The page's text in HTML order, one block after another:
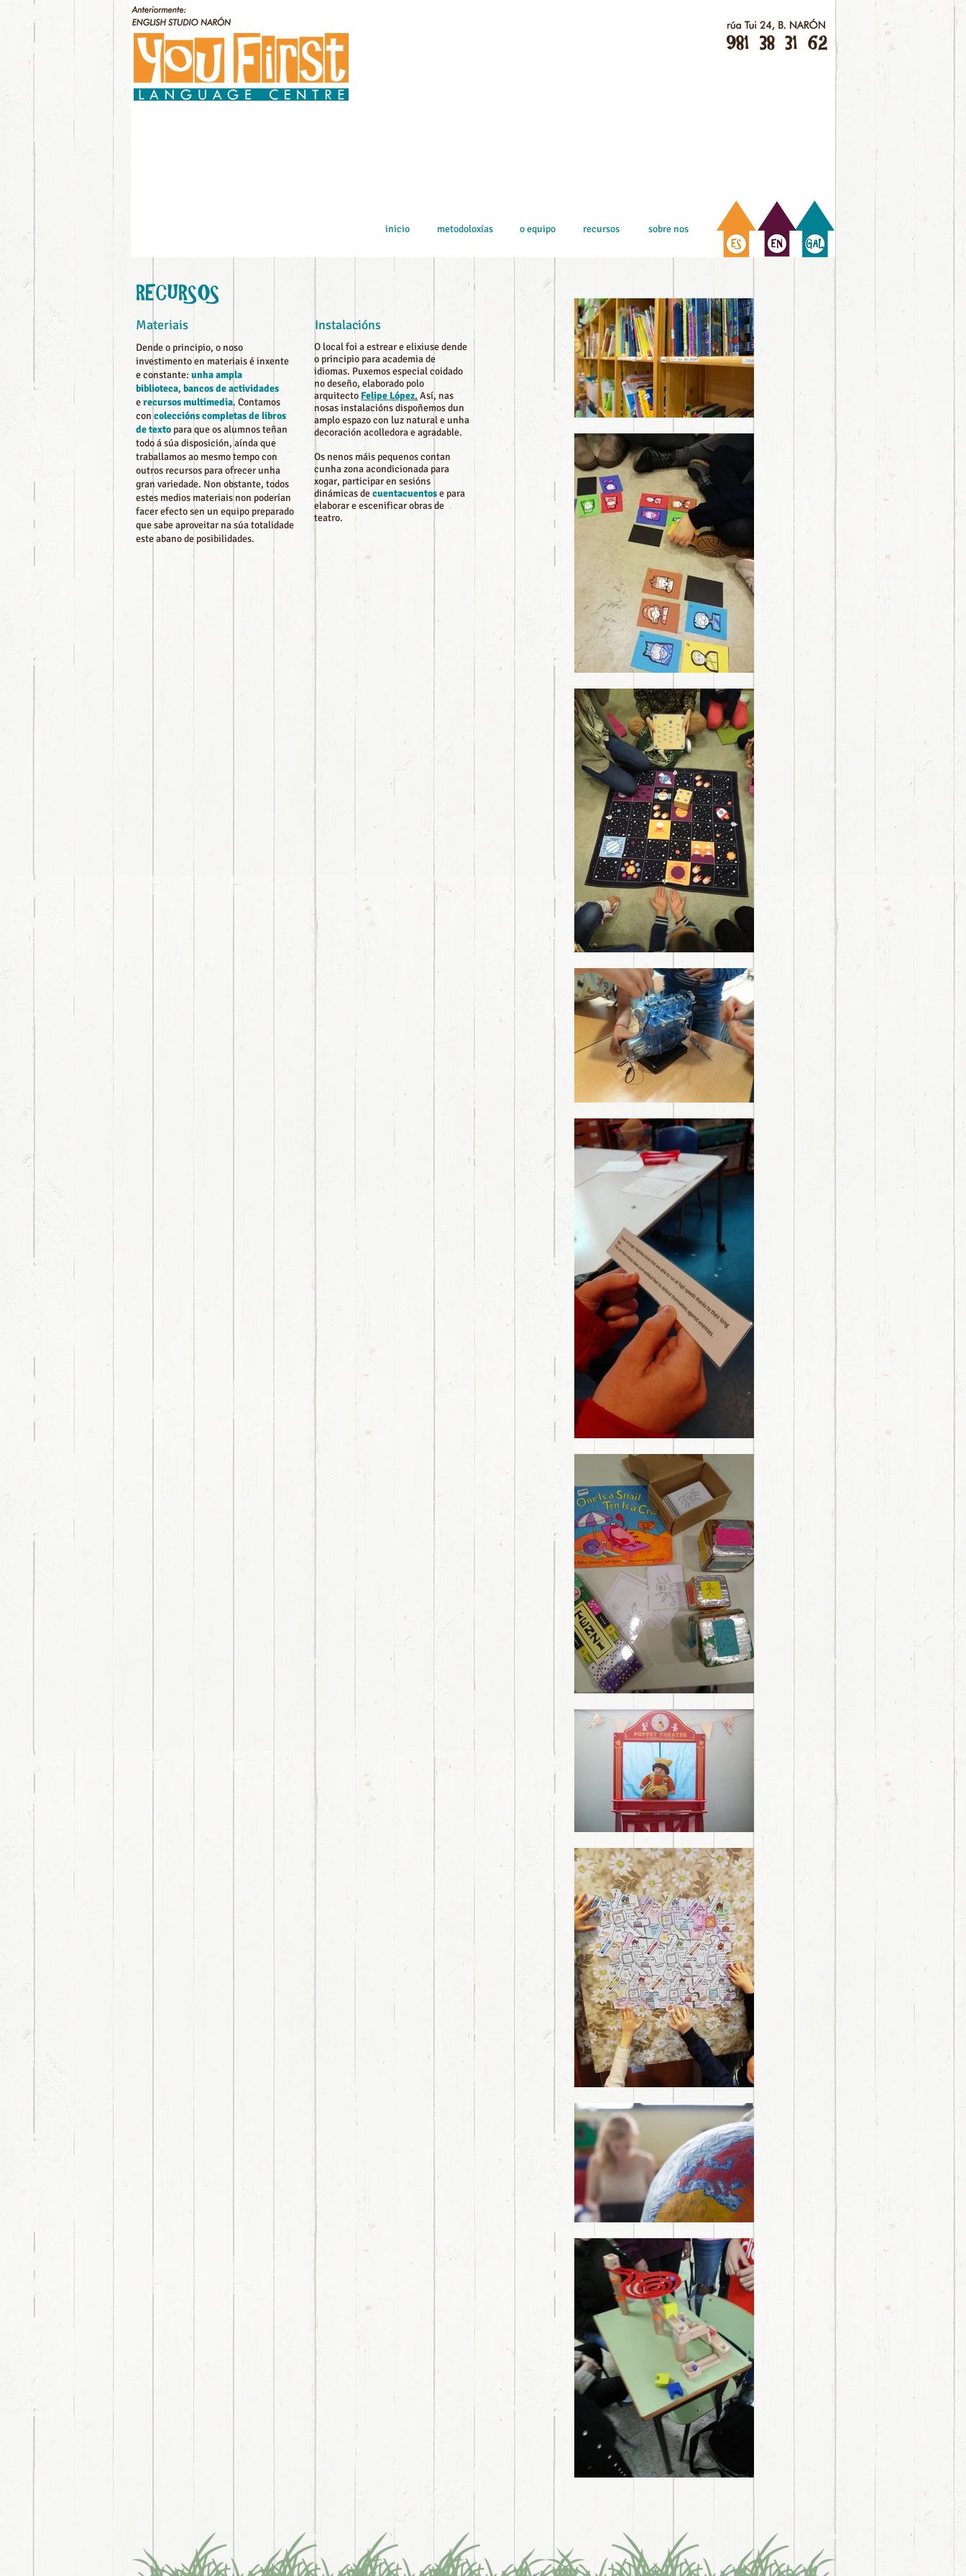
inicio o equipo
metodoloxías recursos sobre nos
Materiais
Dende o principio, o noso
investimento en materiais é inxente
e constante: unha ampla
biblioteca, bancos de actividades
erecursos multimedia. Contamos
con coleccións completas de libros
de texto para que os alumnos teñan
todo á súa disposición, aínda que
traballamos ao mesmo tempo con
outros recursos para ofrecer unha
gran variedade. Non obstante, todos
estes medios materiais non poderían
facer efecto sen un equipo preparado
que sabe aproveitar na súa totalidade
este abano de posibilidades.
Instalacións
O local foi a estrear e elixiuse dende
o principio para academia de
idiomas. Puxemos especial coidado
no deseño, elaborado polo
arquitecto Felipe López. Así, nas
nosas instalacións dispoñemos dun
amplo espazo con luz natural e unha
decoración acolledora e agradable.
Os nenos máis pequenos contan
cunha zona acondicionada para
xogar, participar en sesións
dinámicas decuentacuentose para
elaborar e escenificar obras de
teatro.